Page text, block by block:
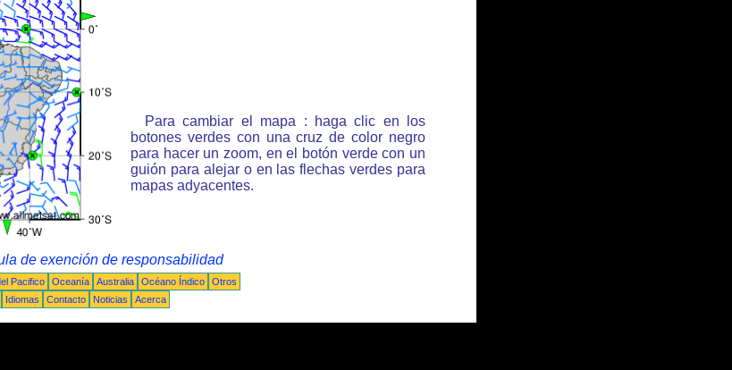
Para cambiar el mapa : haga clic en los
botones verdes con una cruz de color negro
para hacer un zoom, en el botón verde con un
guión para alejar o en las flechas verdes para
mapas adyacentes.
de exención de responsabilidad
Pacifico Oceanía Australia Océano Índico
Otros
Idiomas Contacto Noticias Acerca